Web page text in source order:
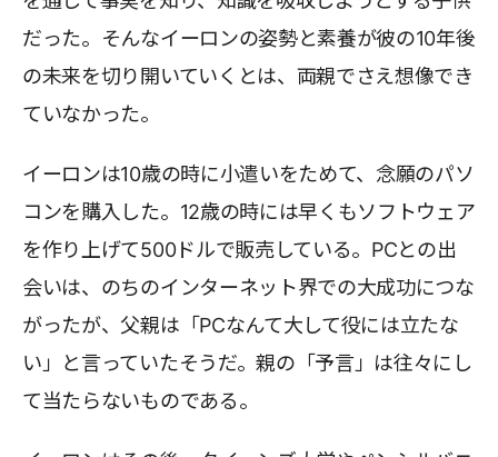
だった。そんなイーロンの姿勢と素養が彼の10年後
の未来を切り開いていくとは、両親でさえ想像でき
ていなかった。
イーロンは10歳の時に小遣いをためて、念願のパソ
コンを購入した。12歳の時には早くもソフトウェア
を作り上げて500ドルで販売している。PCとの出
会いは、のちのインターネット界での大成功につな
がったが、父親は「PCなんて大して役には立たな
い」と言っていたそうだ。親の「予言」は往々にし
て当たらないものである。